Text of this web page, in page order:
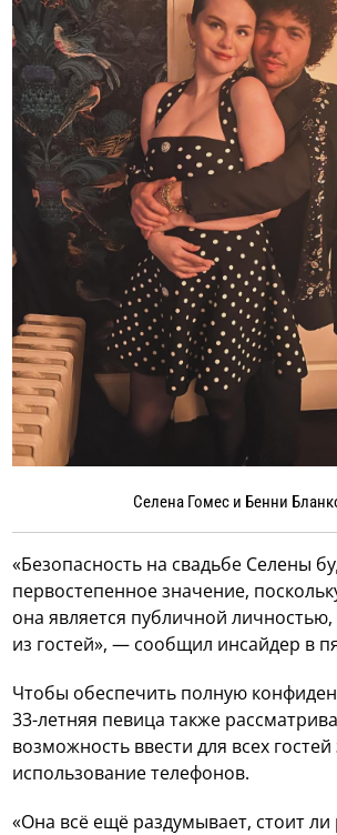
Селена Гомес и Бенни
«Безопасность на свадьбе Селены
первостепенное значение,
она является публичной
из гостей», — сообщил инсайдер в
Чтобы обеспечить полную
33-летняя певица также
возможность ввести для всех гостей
использование телефонов.
«Она всё ещё раздумывает, стоит